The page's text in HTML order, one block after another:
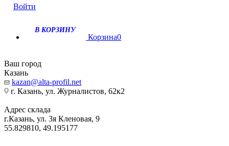
Войти
В КОРЗИНУ
Корзина0
Ваш город
Казань
kazan@alta-profil.net
г. Казань, ул. Журналистов, 62к2
Адрес склада
г.Казань, ул. 3я Кленовая, 9
55.829810, 49.195177